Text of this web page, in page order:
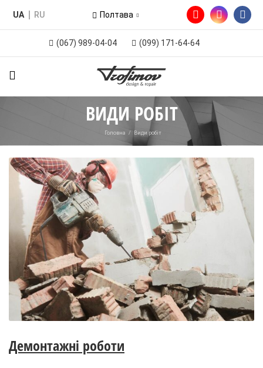
(067) 989-04-04 (099) 171-64-64
UA RU Полтава
ВИДИ РОБІТ
Головна / Види робіт
Демонтажні роботи